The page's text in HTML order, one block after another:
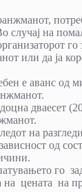
случај на
го
или да ја
е аванс од
дваесет
на
од
го
на цената на